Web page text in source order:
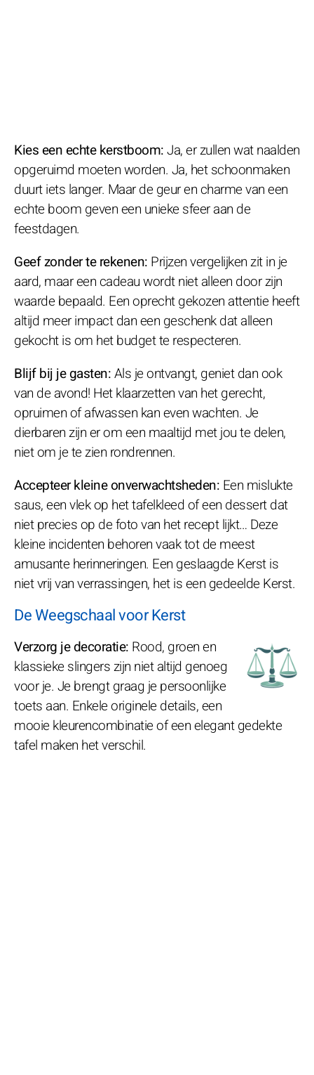
Kies een echte kerstboom:Ja, er zullen wat naalden
opgeruimd moeten worden. Ja, het schoonmaken
duurt iets langer. Maar de geur en charme van een
echte boom geven een unieke sfeer aan de
feestdagen.
Geef zonder te rekenen: Prijzen vergelijken zit in je
aard, maar een cadeau wordt niet alleen door zijn
waarde bepaald. Een oprecht gekozen attentie heeft
altijd meer impact dan een geschenk dat alleen
gekocht is om het budget te respecteren.
Blijf bij je gasten:Als je ontvangt, geniet dan ook
van de avond! Het klaarzetten van het gerecht,
opruimen of afwassen kan even wachten. Je
dierbaren zijn er om een maaltijd met jou te delen,
niet om je te zien rondrennen.
Accepteer kleine onverwachtsheden: Een mislukte
saus, een vlek op het tafelkleed of een dessert dat
niet precies op de foto van het recept lijkt… Deze
kleine incidenten behoren vaak tot de meest
amusante herinneringen. Een geslaagde Kerst is
niet vrij van verrassingen, het is een gedeelde Kerst.
De Weegschaal voor Kerst
Verzorg je decoratie: Rood, groen en
klassieke slingers zijn niet altijd genoeg
voor je. Je brengt graag je persoonlijke
toets aan. Enkele originele details, een
mooie kleurencombinatie of een elegant gedekte
tafel maken het verschil.